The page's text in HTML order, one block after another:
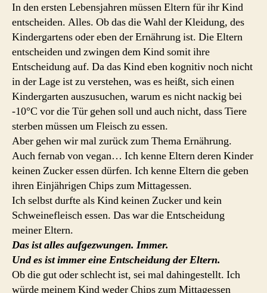
In den ersten Lebensjahren müssen Eltern für ihr Kind
entscheiden. Alles. Ob das die Wahl der Kleidung, des
Kindergartens oder eben der Ernährung ist. Die Eltern
entscheiden und zwingen dem Kind somit ihre
Entscheidung auf. Da das Kind eben kognitiv noch nicht
in der Lage ist zu verstehen, was es heißt, sich einen
Kindergarten auszusuchen, warum es nicht nackig bei
-10°C vor die Tür gehen soll und auch nicht, dass Tiere
sterben müssen um Fleisch zu essen.
Aber gehen wir mal zurück zum Thema Ernährung.
Auch fernab von vegan… Ich kenne Eltern deren Kinder
keinen Zucker essen dürfen. Ich kenne Eltern die geben
ihren Einjährigen Chips zum Mittagessen.
Ich selbst durfte als Kind keinen Zucker und kein
Schweinefleisch essen. Das war die Entscheidung
meiner Eltern.
Das ist alles aufgezwungen. Immer.
Und es ist immer eine Entscheidung der Eltern.
Ob die gut oder schlecht ist, sei mal dahingestellt. Ich
würde meinem Kind weder Chips zum Mittagessen